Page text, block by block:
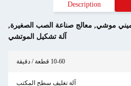
Description
ميني موشي, معالج صناعة الصب الصغيرة,
آلة تشكيل الموتشي
10-60 قطعة / دقيقة
آلة تغليف سطح المكتب